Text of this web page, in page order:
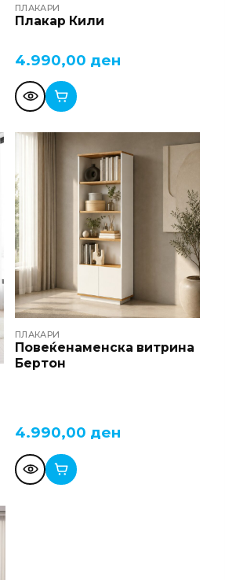
ПЛАКАРИ
Плакар Кили
4.990,00 ден
ПЛАКАРИ
Повеќенаменска витрина
Бертон
4.990,00 ден